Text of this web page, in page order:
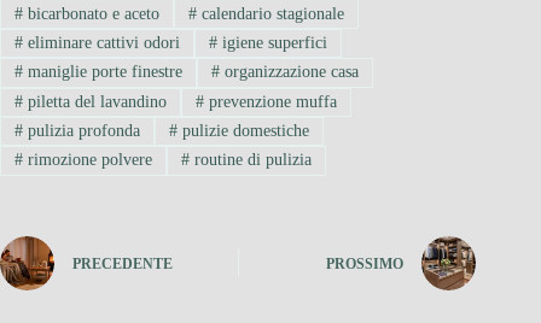
#bicarbonato e aceto #calendario stagionale
#eliminare cattivi odori #igiene superfici
#maniglie porte finestre #organizzazione casa
#piletta del lavandino #prevenzione muffa
#pulizia profonda #pulizie domestiche
#rimozione polvere #routine di pulizia
PRECEDENTE PROSSIMO